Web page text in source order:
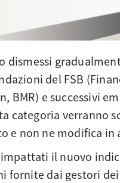
dismessi
del FSB
BMR) e successivi
categoria verranno
e non ne modifica
il nuovo
fornite dai gestori